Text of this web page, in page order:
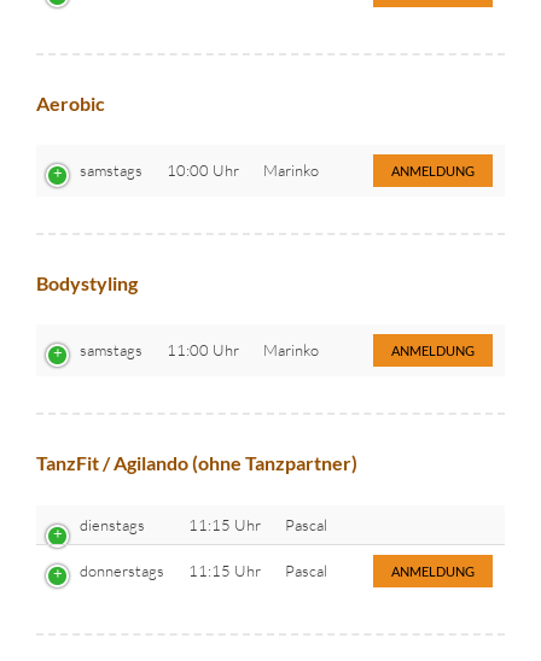
Aerobic
samstags 10:00 Uhr Marinko ANMELDUNG
Bodystyling
samstags 11:00 Uhr Marinko ANMELDUNG
TanzFit / Agilando (ohne Tanzpartner)
dienstags 11:15 Uhr Pascal
donnerstags 11:15 Uhr Pascal ANMELDUNG